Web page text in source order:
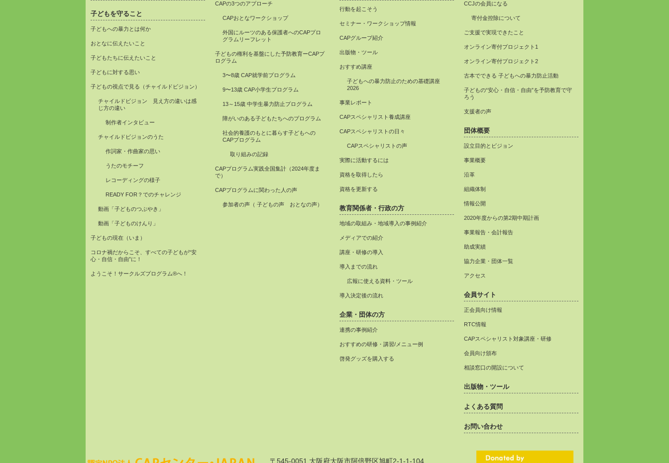
子どもを守ること
子どもへの暴力とは何か
おとなに伝えたいこと
子どもたちに伝えたいこと
子どもに対する思い
子どもの視点で見る（チャイルドビジョン）
チャイルドビジョン 見え方の違いは感
じ方の違い
制作者インタビュー
チャイルドビジョンのうた
作詞家・作曲家の思い
うたのモチーフ
レコーディングの様子
READY FOR？でのチャレンジ
動画「子どものつぶやき」
動画「子どものけんり」
子どもの現在（いま）
コロナ禍だからこそ、すべての子どもが“安
心・自信・自由”に！
ようこそ！サークルズプログラム®へ！
CAPの3つのアプローチ
CAPおとなワークショップ
外国にルーツのある保護者へのCAPプロ
グラムリーフレット
子どもの権利を基盤にした予防教育ーCAPプ
ログラム
3〜8歳 CAP就学前プログラム
9〜13歳 CAP小学生プログラム
13～15歳 中学生暴力防止プログラム
障がいのある子どもたちへのプログラム
社会的養護のもとに暮らす子どもへの
CAPプログラム
取り組みの記録
CAPプログラム実践全国集計（2024年度ま
で）
CAPプログラムに関わった人の声
参加者の声（ 子どもの声 おとなの声）
行動を起こそう
セミナー・ワークショップ情報
CAPグループ紹介
出版物・ツール
おすすめ講座
子どもへの暴力防止のための基礎講座
2026
事業レポート
CAPスペシャリスト養成講座
CAPスペシャリストの日々
CAPスペシャリストの声
実際に活動するには
資格を取得したら
資格を更新する
教育関係者・行政の方
地域の取組み・地域導入の事例紹介
メディアでの紹介
講座・研修の導入
導入までの流れ
広報に使える資料・ツール
導入決定後の流れ
企業・団体の方
連携の事例紹介
おすすめの研修・講習/メニュー例
啓発グッズを購入する
CCJの会員になる
寄付金控除について
ご支援で実現できたこと
オンライン寄付プロジェクト1
オンライン寄付プロジェクト2
古本でできる 子どもへの暴力防止活動
子どもの“安心・自信・自由”を予防教育で守
ろう
支援者の声
団体概要
設立目的とビジョン
事業概要
沿革
組織体制
情報公開
2020年度からの第2期中期計画
事業報告・会計報告
助成実績
協力企業・団体一覧
アクセス
会員サイト
正会員向け情報
RTC情報
CAPスペシャリスト対象講座・研修
会員向け頒布
相談窓口の開設について
出版物・ツール
よくある質問
お問い合わせ
〒545-0051 大阪府大阪市阿倍野区旭町2-1-1-104